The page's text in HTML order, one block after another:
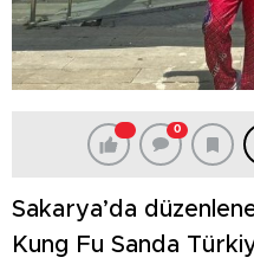
0
Sakarya’da
Kung Fu Sanda